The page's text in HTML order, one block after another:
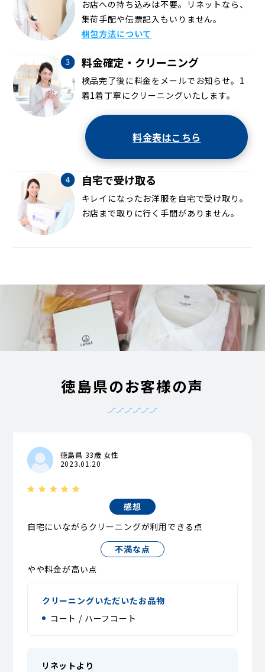
お店への持ち込みは不要。リネットなら、
集荷手配や伝票記入もいりません。
梱包方法について
料金確定・クリーニング
検品完了後に料金をメールでお知らせ。1
着1着丁寧にクリーニングいたします。
料金表はこちら
自宅で受け取る
キレイになったお洋服を自宅で受け取り。
お店まで取りに行く手間がありません。
徳島県のお客様の声
徳島県 33歳 女性
2023.01.20
感想
自宅にいながらクリーニングが利用できる点
不満な点
やや料金が高い点
クリーニングいただいたお品物
コート / ハーフコート
リネットより